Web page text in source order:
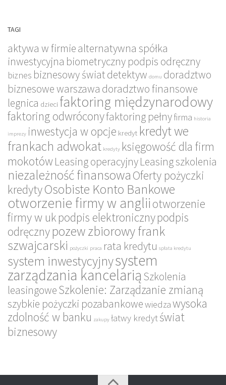
TAGI
aktywa w firmiealternatywna spółka
inwestycyjna biometryczny podpis odręczny
biznes biznesowy światdetektyw domu doradztwo
biznesowe warszawa doradztwo finansowe
legnica dzieci faktoring międzynarodowy
faktoring odwróconyfaktoring pełnyfirma historia
imprezy inwestycja w opcje kredyt kredyt we
frankach adwokat kredyty księgowość dla firm
mokotówLeasing operacyjnyLeasing szkolenia
niezależność finansowa Oferty pożyczki
kredytyOsobiste Konto Bankowe
otworzenie firmy w anglii otworzenie
firmy w uk podpis elektronicznypodpis
odręcznypozew zbiorowy frank
szwajcarski pożyczki praca rata kredytu spłata kredytu
system inwestycyjnysystem
zarządzania kancelarią Szkolenia
leasingoweSzkolenie: Zarządzanie zmianą
szybkie pożyczki pozabankowewiedzawysoka
zdolność w banku zakupy łatwy kredytświat
biznesowy